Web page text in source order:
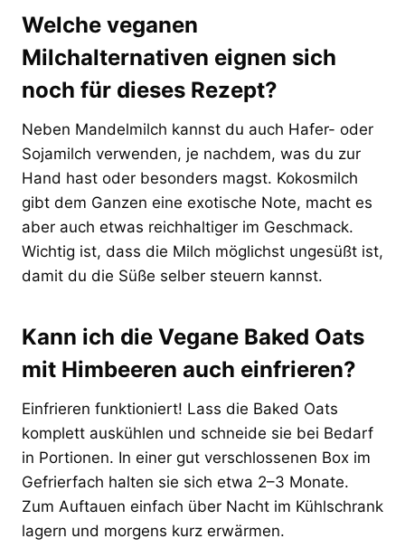
Welche veganen
Milchalternativen eignen sich
noch für dieses Rezept?
Neben Mandelmilch kannst du auch Hafer- oder
Sojamilch verwenden, je nachdem, was du zur
Hand hast oder besonders magst. Kokosmilch
gibt dem Ganzen eine exotische Note, macht es
aber auch etwas reichhaltiger im Geschmack.
Wichtig ist, dass die Milch möglichst ungesüßt ist,
damit du die Süße selber steuern kannst.
Kann ich die Vegane Baked Oats
mit Himbeeren auch einfrieren?
Einfrieren funktioniert! Lass die Baked Oats
komplett auskühlen und schneide sie bei Bedarf
in Portionen. In einer gut verschlossenen Box im
Gefrierfach halten sie sich etwa 2–3 Monate.
Zum Auftauen einfach über Nacht im Kühlschrank
lagern und morgens kurz erwärmen.